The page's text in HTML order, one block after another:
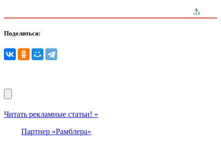
Поделиться:
Читать рекламные статьи! »
Партнер «Рамблера»